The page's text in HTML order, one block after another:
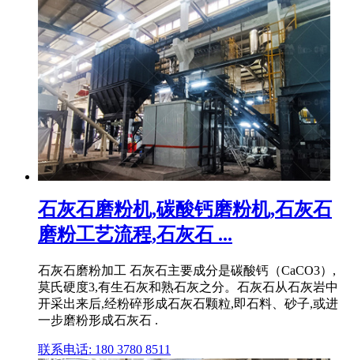
石灰石磨粉机,碳酸钙磨粉机,石灰石
磨粉工艺流程,石灰石 ...
石灰石磨粉加工 石灰石主要成分是碳酸钙（CaCO3）,
莫氏硬度3,有生石灰和熟石灰之分。石灰石从石灰岩中
开采出来后,经粉碎形成石灰石颗粒,即石料、砂子,或进
一步磨粉形成石灰石 .
联系电话: 180 3780 8511